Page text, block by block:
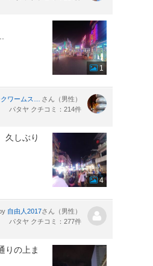
1
さん（男性）
パタヤ クチコミ：214件
久しぶり
4
自由人2017さん（男性）
パタヤ クチコミ：277件
りの上ま